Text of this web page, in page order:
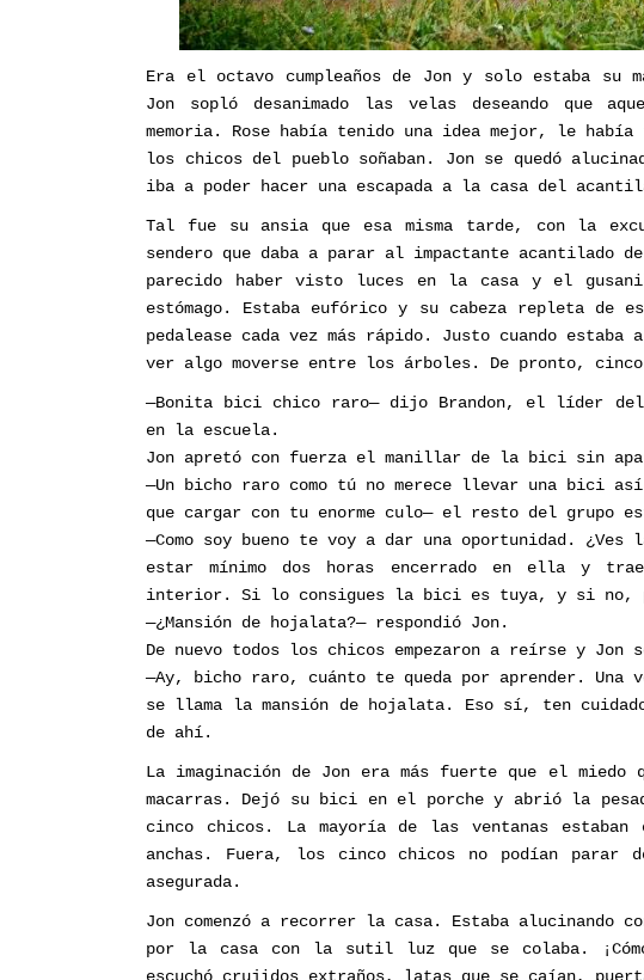
Era el octavo cumpleaños de Jon y solo estaba su
Jon sopló desanimado las velas deseando que
memoria. Rose había tenido una idea mejor, le
los chicos del pueblo soñaban. Jon se quedó
iba a poder hacer una escapada a la casa del
Tal fue su ansia que esa misma tarde, con la
sendero que daba a parar al impactante acantilado
parecido haber visto luces en la casa y el
estómago. Estaba eufórico y su cabeza repleta de
pedalease cada vez más rápido. Justo cuando
ver algo moverse entre los árboles. De pronto,
—Bonita bici chico raro— dijo Brandon, el líder
en la escuela.
Jon apretó con fuerza el manillar de la bici sin
—Un bicho raro como tú no merece llevar una bici
que cargar con tu enorme culo— el resto del grupo
—Como soy bueno te voy a dar una oportunidad.
estar mínimo dos horas encerrado en ella y
interior. Si lo consigues la bici es tuya, y si no,
—¿Mansión de hojalata?— respondió Jon.
De nuevo todos los chicos empezaron a reírse y Jon
—Ay, bicho raro, cuánto te queda por aprender. Una
se llama la mansión de hojalata. Eso sí, ten
de ahí.
La imaginación de Jon era más fuerte que el
macarras. Dejó su bici en el porche y abrió la
cinco chicos. La mayoría de las ventanas estaban
anchas. Fuera, los cinco chicos no podían
asegurada.
Jon comenzó a recorrer la casa. Estaba alucinando
por la casa con la sutil luz que se colaba.
escuchó crujidos extraños, latas que se caían,